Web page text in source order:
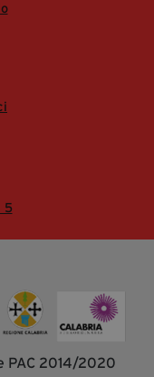
5
PAC 2014/2020